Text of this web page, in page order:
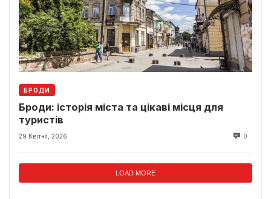
БРОДИ
Броди: історія міста та цікаві місця для
туристів
29 Квітня, 2026 0
LOAD MORE